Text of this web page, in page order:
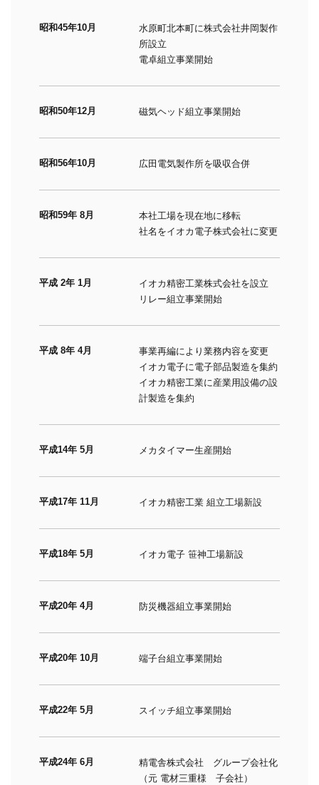
昭和45年10月
水原町北本町に株式会社井岡製作
所設立
電卓組立事業開始
昭和50年12月 磁気ヘッド組立事業開始
昭和56年10月 広田電気製作所を吸収合併
昭和59年 8月
本社工場を現在地に移転
社名をイオカ電子株式会社に変更
平成 2年 1月
イオカ精密工業株式会社を設立
リレー組立事業開始
平成 8年 4月
事業再編により業務内容を変更
イオカ電子に電子部品製造を集約
イオカ精密工業に産業用設備の設
計製造を集約
平成14年 5月 メカタイマー生産開始
平成17年 11月 イオカ精密工業 組立工場新設
平成18年 5月 イオカ電子 笹神工場新設
平成20年 4月 防災機器組立事業開始
平成20年 10月 端子台組立事業開始
平成22年 5月 スイッチ組立事業開始
平成24年 6月
精電舎株式会社 グループ会社化
（元 電材三重様 子会社）